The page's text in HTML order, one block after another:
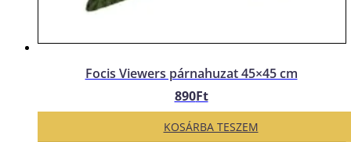
Focis Viewers párnahuzat 45×45 cm
890Ft
KOSÁRBA TESZEM